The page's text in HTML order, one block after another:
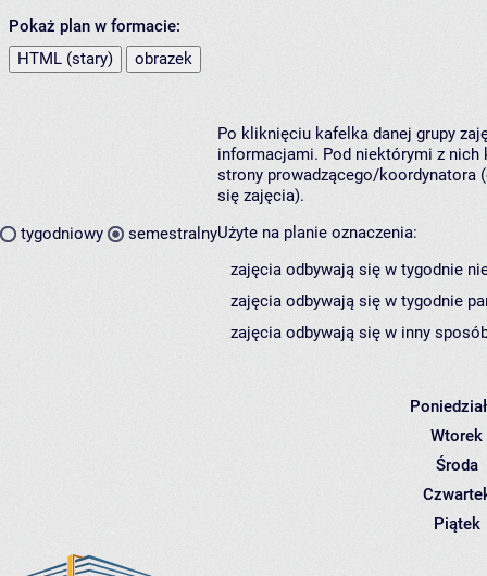
Pokaż plan w formacie:
HTML (stary)
obrazek
tygodniowy semestralny
Po kliknięciu kafelka danej grupy
informacjami. Pod niektórymi z nich
strony prowadzącego/koordynatora
się zajęcia).
Użyte na planie oznaczenia:
zajęcia odbywają się w tygodnie
zajęcia odbywają się w tygodnie
zajęcia odbywają się w inny
Wtorek
Środa
Piątek